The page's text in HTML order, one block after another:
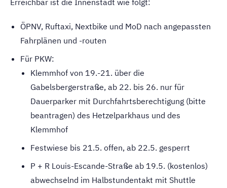
ÖPNV, Ruftaxi, Nextbike und MoD nach angepassten
Fahrplänen und -routen
Für PKW:
Klemmhof von 19.-21. über die
Gabelsbergerstraße, ab 22. bis 26. nur für
Dauerparker mit Durchfahrtsberechtigung (bitte
beantragen) des Hetzelparkhaus und des
Klemmhof
Festwiese bis 21.5. offen, ab 22.5. gesperrt
P + R Louis-Escande-Straße ab 19.5. (kostenlos)
abwechselnd im Halbstundentakt mit Shuttle